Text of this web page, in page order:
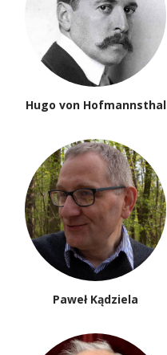
Hugo von Hofmannsthal
Paweł Kądziela